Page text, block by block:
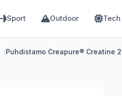
Sport Outdoor Tech
Puhdistamo Creapure® Creatine